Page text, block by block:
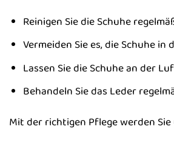
Reinigen Sie die Schuhe
Vermeiden Sie es, die Schuhe
Lassen Sie die Schuhe an der
Behandeln Sie das Leder
Mit der richtigen Pflege werden Sie